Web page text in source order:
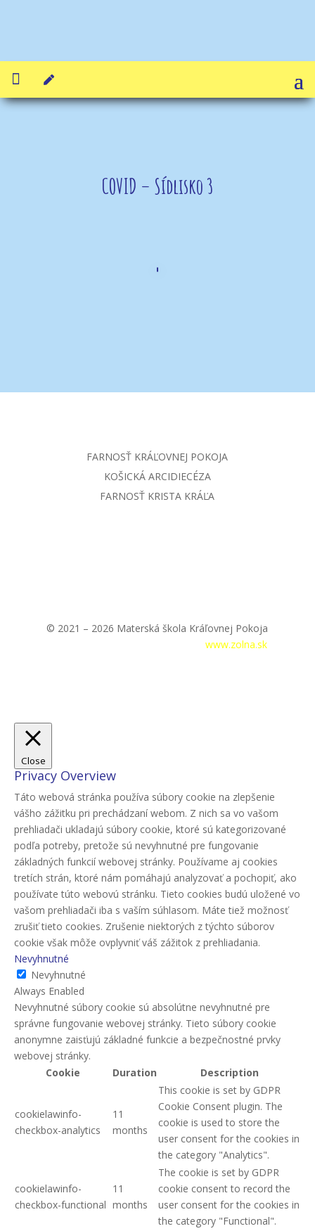
 
COVID – Sídlisko 3
FARNOSŤ KRÁĽOVNEJ POKOJA
KOŠICKÁ ARCIDIECÉZA
FARNOSŤ KRISTA KRÁĽA
© 2021 – 2026 Materská škola Kráľovnej Pokoja
www.zolna.sk
Close
Privacy Overview
Táto webová stránka používa súbory cookie na zlepšenie
vášho zážitku pri prechádzaní webom. Z nich sa vo vašom
prehliadači ukladajú súbory cookie, ktoré sú kategorizované
podľa potreby, pretože sú nevyhnutné pre fungovanie
základných funkcií webovej stránky. Používame aj cookies
tretích strán, ktoré nám pomáhajú analyzovať a pochopiť, ako
používate túto webovú stránku. Tieto cookies budú uložené vo
vašom prehliadači iba s vaším súhlasom. Máte tiež možnosť
zrušiť tieto cookies. Zrušenie niektorých z týchto súborov
cookie však môže ovplyvniť váš zážitok z prehliadania.
Nevyhnutné
Nevyhnutné
Always Enabled
Nevyhnutné súbory cookie sú absolútne nevyhnutné pre
správne fungovanie webovej stránky. Tieto súbory cookie
anonymne zaisťujú základné funkcie a bezpečnostné prvky
webovej stránky.
Cookie
Duration Description
cookielawinfo-
checkbox-analytics
11
months
This cookie is set by GDPR
Cookie Consent plugin. The
cookie is used to store the
user consent for the cookies in
the category "Analytics".
cookielawinfo-
checkbox-functional
11
months
The cookie is set by GDPR
cookie consent to record the
user consent for the cookies in
the category "Functional".